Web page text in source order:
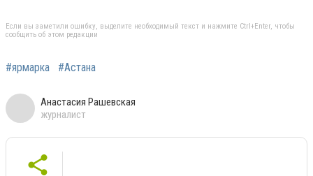
Если вы заметили ошибку, выделите необходимый текст и нажмите Ctrl+Enter, чтобы
сообщить об этом редакции
#ярмарка #Астана
Анастасия Рашевская
журналист